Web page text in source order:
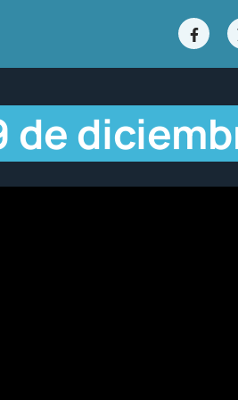
de